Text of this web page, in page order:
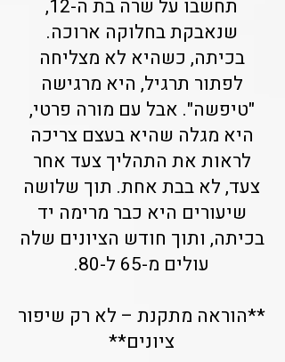
תחשבו על שרה בת ה-12,
שנאבקת בחלוקה ארוכה.
בכיתה, כשהיא לא מצליחה
לפתור תרגיל, היא מרגישה
"טיפשה". אבל עם מורה פרטי,
היא מגלה שהיא בעצם צריכה
לראות את התהליך צעד אחר
צעד, לא בבת אחת. תוך שלושה
שיעורים היא כבר מרימה יד
בכיתה, ותוך חודש הציונים שלה
עולים מ-65 ל-80.
**הוראה מתקנת – לא רק שיפור
ציונים**